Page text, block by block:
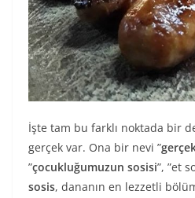
İşte tam bu farklı noktada bir
gerçek var. Ona bir nevi ”
”çocukluğumuzun sosisi”, ”et
sosis, dananın en lezzetli